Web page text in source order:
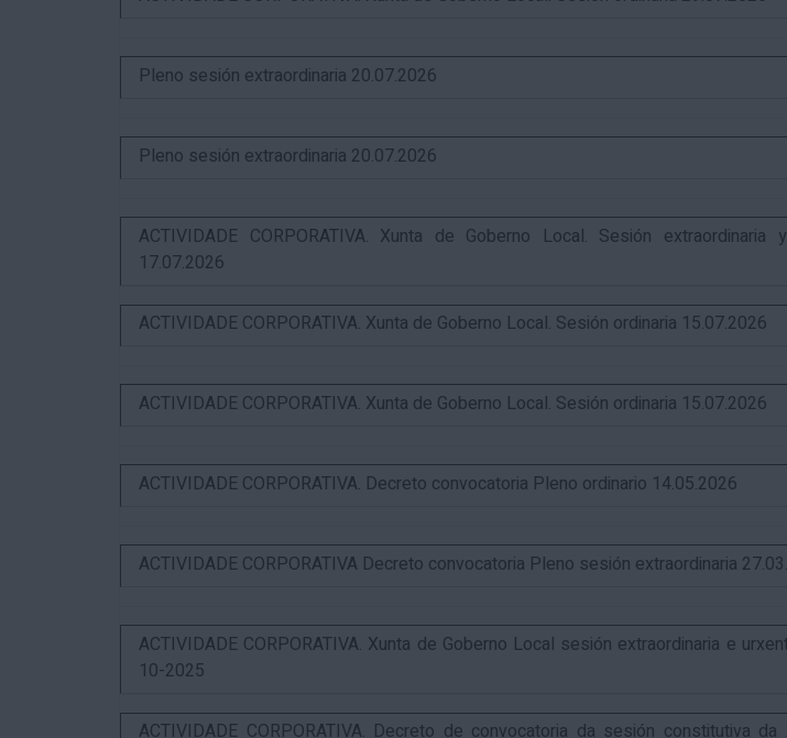
Pleno sesión extraordinaria 20.07.2026
Pleno sesión extraordinaria 20.07.2026
ACTIVIDADE CORPORATIVA. Xunta de Goberno Local. Sesión extraordinaria
17.07.2026
ACTIVIDADE CORPORATIVA. Xunta de Goberno Local. Sesión ordinaria 15.07.2026
ACTIVIDADE CORPORATIVA. Xunta de Goberno Local. Sesión ordinaria 15.07.2026
ACTIVIDADE CORPORATIVA. Decreto convocatoria Pleno ordinario 14.05.2026
ACTIVIDADE CORPORATIVA Decreto convocatoria Pleno sesión extraordinaria
ACTIVIDADE CORPORATIVA. Xunta de Goberno Local sesión extraordinaria e
10-2025
ACTIVIDADE CORPORATIVA. Decreto de convocatoria da sesión constitutiva da